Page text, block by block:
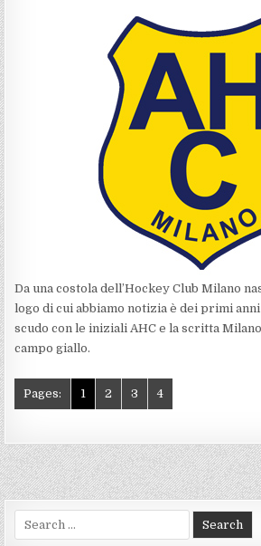
Da una costola dell’Hockey Club Milano
logo di cui abbiamo notizia è dei primi anni
scudo con le iniziali AHC e la scritta
campo giallo.
Pages: 1 2 3 4
for: